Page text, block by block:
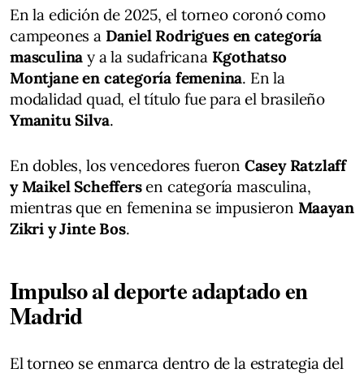
En la edición de 2025, el torneo coronó como
campeones a Daniel Rodrigues en categoría
masculina y a la sudafricana Kgothatso
Montjane en categoría femenina. En la
modalidad quad, el título fue para el brasileño
Ymanitu Silva.
En dobles, los vencedores fueron Casey Ratzlaff
y Maikel Scheffersen categoría masculina,
mientras que en femenina se impusieron Maayan
Zikri y Jinte Bos.
Impulso al deporte adaptado en
Madrid
El torneo se enmarca dentro de la estrategia del